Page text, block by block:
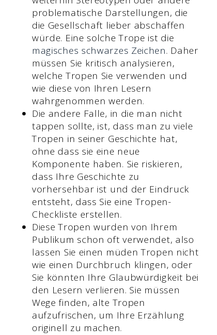
problematische Darstellungen, die
die Gesellschaft lieber abschaffen
würde. Eine solche Trope ist die
magisches schwarzes Zeichen. Daher
müssen Sie kritisch analysieren,
welche Tropen Sie verwenden und
wie diese von Ihren Lesern
wahrgenommen werden.
Die andere Falle, in die man nicht
tappen sollte, ist, dass man zu viele
Tropen in seiner Geschichte hat,
ohne dass sie eine neue
Komponente haben. Sie riskieren,
dass Ihre Geschichte zu
vorhersehbar ist und der Eindruck
entsteht, dass Sie eine Tropen-
Checkliste erstellen.
Diese Tropen wurden von Ihrem
Publikum schon oft verwendet, also
lassen Sie einen müden Tropen nicht
wie einen Durchbruch klingen, oder
Sie könnten Ihre Glaubwürdigkeit bei
den Lesern verlieren. Sie müssen
Wege finden, alte Tropen
aufzufrischen, um Ihre Erzählung
originell zu machen.